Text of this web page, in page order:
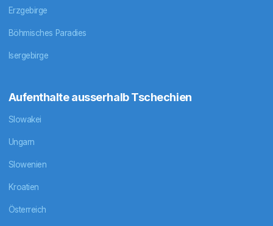
Erzgebirge
Böhmisches Paradies
Isergebirge
Aufenthalte ausserhalb Tschechien
Slowakei
Ungarn
Slowenien
Kroatien
Österreich